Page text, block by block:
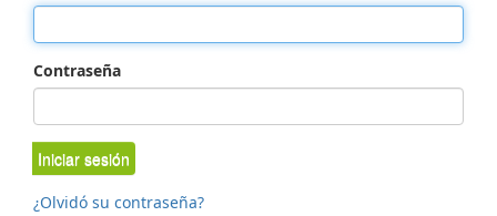
Contraseña
Iniciar sesión
¿Olvidó su contraseña?